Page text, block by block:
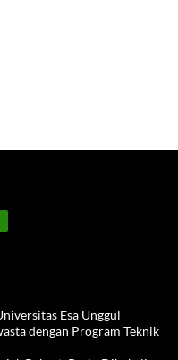
Esa Unggul
dengan Program Teknik